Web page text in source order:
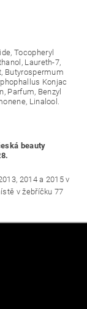
Tocopheryl
Laureth-7,
Butyrospermum
Konjac
Parfum, Benzyl
Linalool.
beauty
2014 a 2015 v
v žebříčku 77